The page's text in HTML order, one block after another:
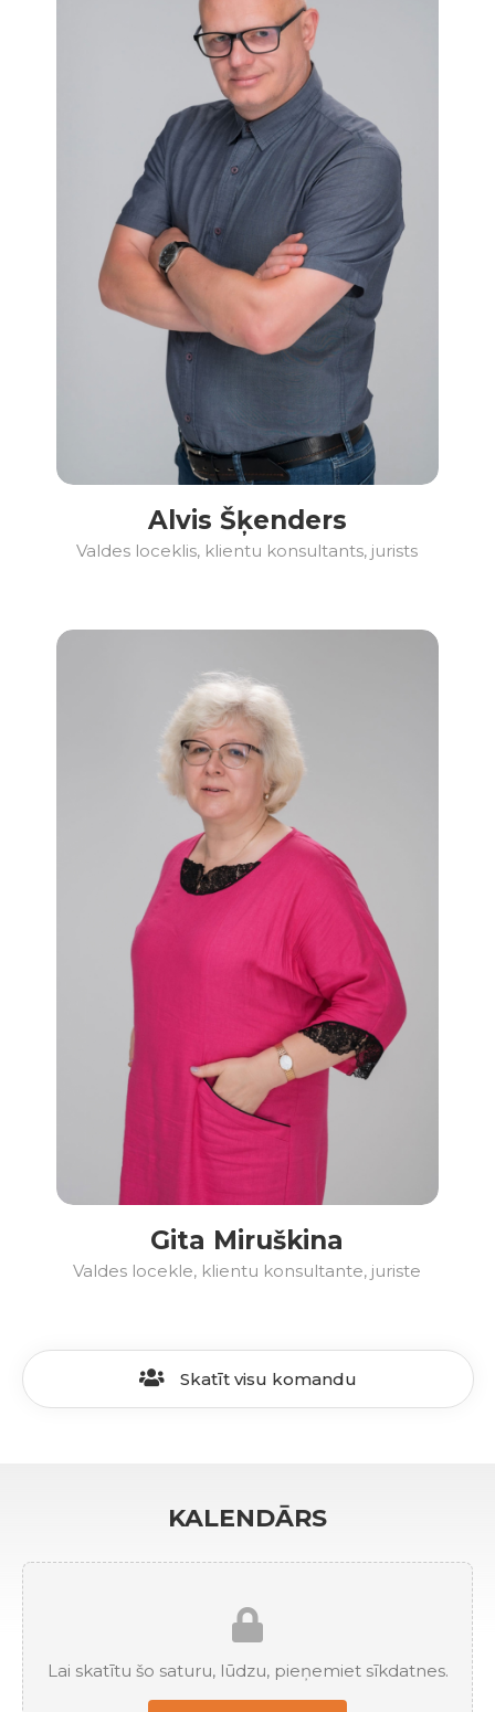
Alvis Šķenders
Valdes loceklis, klientu konsultants, jurists
Gita Miruškina
Valdes locekle, klientu konsultante, juriste
Skatīt visu komandu
KALENDĀRS
Lai skatītu šo saturu, lūdzu, pieņemiet sīkdatnes.